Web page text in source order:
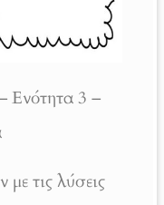
Ενότητα 3 –
τις λύσεις